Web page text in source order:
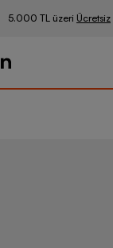
5.000 TL üzeri Ücretsiz